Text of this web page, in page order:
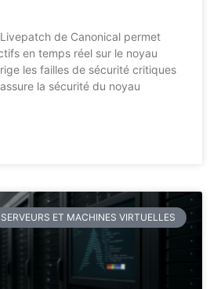
de Canonical permet
en temps réel sur le noyau
les failles de sécurité critiques
la sécurité du noyau
SERVEURS ET MACHINES VIRTUELLES